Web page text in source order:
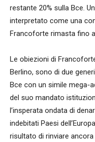
restante 20% sulla Bce.
interpretato come una
Francoforte rimasta fino
Le obiezioni di
Berlino, sono di due
Bce con un simile mega-
del suo mandato
l’insperata ondata di
indebitati Paesi
risultato di rinviare